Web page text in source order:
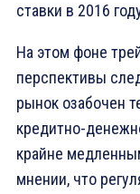
ставки в 2016
На этом фоне
перспективы
рынок озабочен
кредитно-
крайне
мнении, что